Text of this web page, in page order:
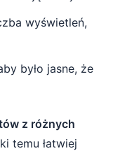
wyświetleń,
było jasne, że
z różnych
temu łatwiej